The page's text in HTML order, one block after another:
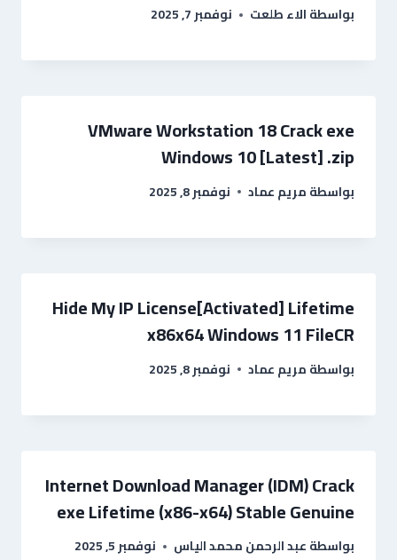
بواسطةالاء طلعت نوفمبر 7, 2025
VMware Workstation 18 Crack exe
Windows 10 [Latest] .zip
بواسطةمريم عماد نوفمبر 8, 2025
Hide My IP License[Activated] Lifetime
x86x64 Windows 11 FileCR
بواسطةمريم عماد نوفمبر 8, 2025
Internet Download Manager (IDM) Crack
exe Lifetime (x86-x64) Stable Genuine
بواسطةعبد الرحمن محمد الياس نوفمبر 5, 2025